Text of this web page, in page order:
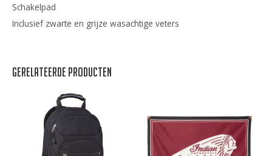
Schakelpad
Inclusief zwarte en grijze wasachtige veters
Gerelateerde producten